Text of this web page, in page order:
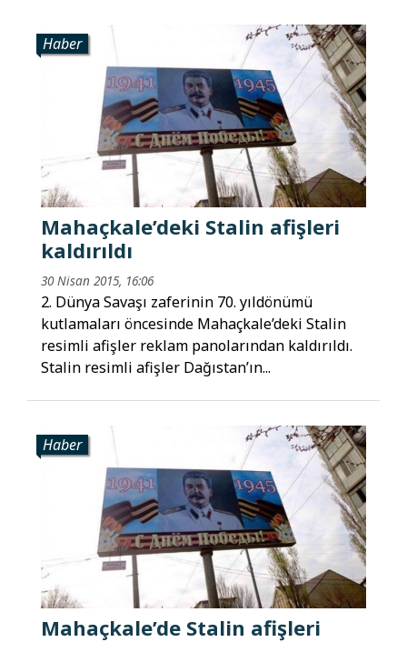
Haber
Mahaçkale’deki Stalin afişleri
kaldırıldı
30 Nisan 2015, 16:06
2. Dünya Savaşı zaferinin 70. yıldönümü
kutlamaları öncesinde Mahaçkale’deki Stalin
resimli afişler reklam panolarından kaldırıldı.
Stalin resimli afişler Dağıstan’ın...
Haber
Mahaçkale’de Stalin afişleri